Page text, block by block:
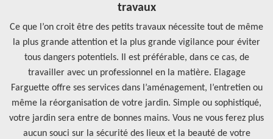
travaux
Ce que l’on croit être des petits travaux nécessite tout de même
la plus grande attention et la plus grande vigilance pour éviter
tous dangers potentiels. Il est préférable, dans ce cas, de
travailler avec un professionnel en la matière. Elagage
Farguette offre ses services dans l’aménagement, l’entretien ou
même la réorganisation de votre jardin. Simple ou sophistiqué,
votre jardin sera entre de bonnes mains. Vous ne vous ferez plus
aucun souci sur la sécurité des lieux et la beauté de votre